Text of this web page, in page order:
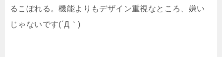
るこぼれる。機能よりもデザイン重視なところ、嫌い
じゃないです(´Д｀)